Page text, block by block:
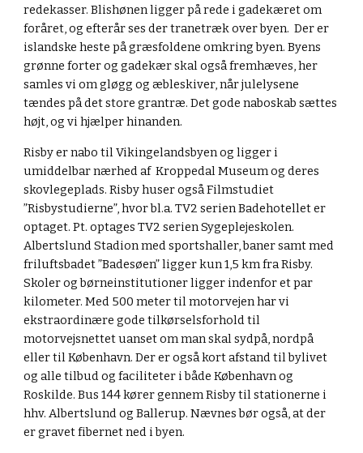
redekasser. Blishønen ligger på rede i gadekæret om
foråret, og efterår ses der tranetræk over byen. Der er
islandske heste på græsfoldene omkring byen. Byens
grønne forter og gadekær skal også fremhæves, her
samles vi om gløgg og æbleskiver, når julelysene
tændes på det store grantræ. Det gode naboskab sættes
højt, og vi hjælper hinanden.
Risby er nabo til Vikingelandsbyen og ligger i
umiddelbar nærhed af Kroppedal Museum og deres
skovlegeplads. Risby huser også Filmstudiet
”Risbystudierne”, hvor bl.a. TV2 serien Badehotellet er
optaget. Pt. optages TV2 serien Sygeplejeskolen.
Albertslund Stadion med sportshaller, baner samt med
friluftsbadet ”Badesøen” ligger kun 1,5 km fra Risby.
Skoler og børneinstitutioner ligger indenfor et par
kilometer. Med 500 meter til motorvejen har vi
ekstraordinære gode tilkørselsforhold til
motorvejsnettet uanset om man skal sydpå, nordpå
eller til København. Der er også kort afstand til bylivet
og alle tilbud og faciliteter i både København og
Roskilde. Bus 144 kører gennem Risby til stationerne i
hhv. Albertslund og Ballerup. Nævnes bør også, at der
er gravet fibernet ned i byen.